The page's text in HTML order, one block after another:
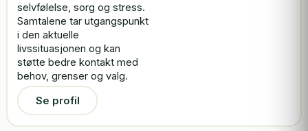
selvfølelse, sorg og stress.
Samtalene tar utgangspunkt
i den aktuelle
livssituasjonen og kan
støtte bedre kontakt med
behov, grenser og valg.
Se profil